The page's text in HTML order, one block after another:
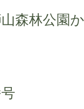
森林公園